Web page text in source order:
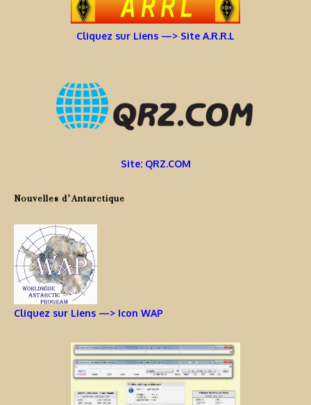
Cliquez sur Liens —> Site A.R.R.L
Site: QRZ.COM
Nouvelles d’Antarctique
Cliquez sur Liens —> Icon WAP